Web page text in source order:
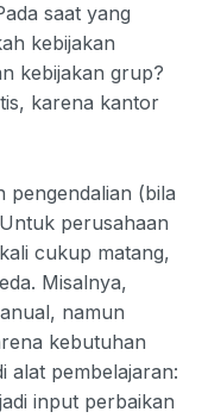
saat yang
kebijakan
kebijakan grup?
karena kantor
pengendalian (bila
perusahaan
cukup matang,
Misalnya,
namun
kebutuhan
alat pembelajaran:
input perbaikan